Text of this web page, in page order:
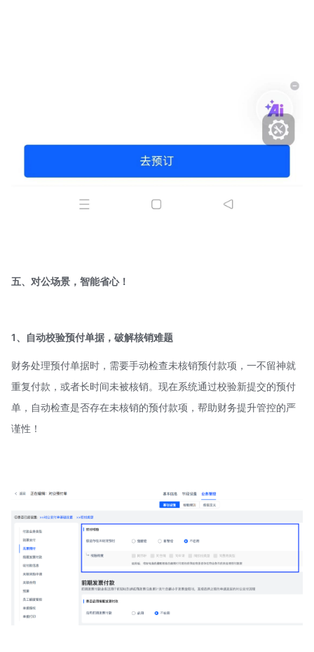
五、对公场景，智能省心！
1、自动校验预付单据，破解核销难题
财务处理预付单据时，需要手动检查未核销预付款项，一不留神就
重复付款，或者长时间未被核销。现在系统通过校验新提交的预付
单，自动检查是否存在未核销的预付款项，帮助财务提升管控的严
谨性！